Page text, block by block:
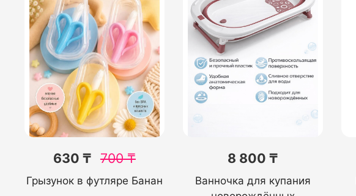
630 ₸ 700₸
Грызунок в футляре Банан
8 800 ₸
Ванночка для купания